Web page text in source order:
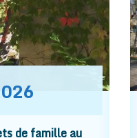
de famille au